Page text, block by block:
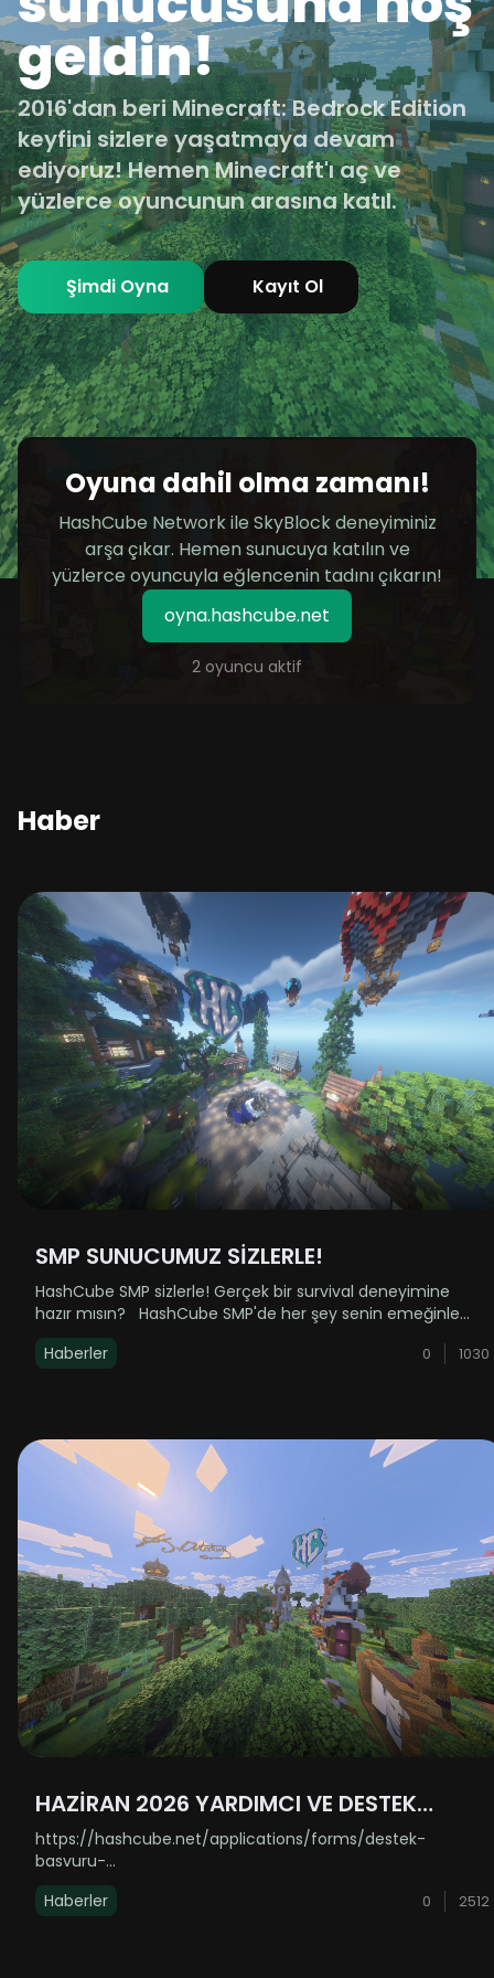
geldin!
2016'dan beri Minecraft: Bedrock Edition
keyfini sizlere yaşatmaya devam
ediyoruz! Hemen Minecraft'ı aç ve
yüzlerce oyuncunun arasına katıl.
Şimdi Oyna Kayıt Ol
Oyuna dahil olma zamanı!
HashCube Network ile SkyBlock deneyiminiz
arşa çıkar. Hemen sunucuya katılın ve
yüzlerce oyuncuyla eğlencenin tadını çıkarın!
oyna.hashcube.net
2 oyuncu aktif
Haber
SMP SUNUCUMUZ SİZLERLE!
HashCube SMP sizlerle! Gerçek bir survival deneyimine
hazır mısın? HashCube SMP'de her şey senin emeğinle
şekilleniyor. Gerçek oyun mekanikleri, dokunulmamış bir
dünya ve sıfırdan başlayan bir macera seni bekliyor! &nb......
Haberler 0 1030
HAZİRAN 2026 YARDIMCI VE DESTEK
ALIMLARI AÇILDI!
https://hashcube.net/applications/forms/destek-
basvuru-
formuhttps://hashcube.net/applications/forms/yardimci-
basvuru-formuLinklere basarak açamamanız durumunda
Haberler 0 2512